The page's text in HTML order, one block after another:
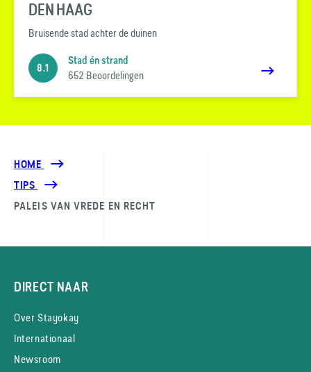
DEN HAAG
Bruisende stad achter de duinen
8.1
Stad én strand
652 Beoordelingen
HOME
TIPS
PALEIS VAN VREDE EN RECHT
DIRECT NAAR
Over Stayokay
Internationaal
Newsroom